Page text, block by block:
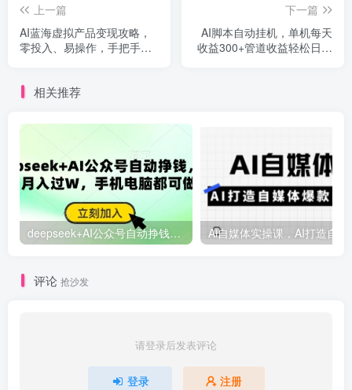
上一篇
AI蓝海虚拟产品变现攻略，
零投入、易操作，手把手打
下一篇
AI脚本自动挂机，单机每天
收益300+管道收益轻松日入
相关推荐
deepseek+AI公众号自动挣钱，轻松月入过W，手机电脑都可做
评论 抢沙发
请登录后发表评论
登录 注册